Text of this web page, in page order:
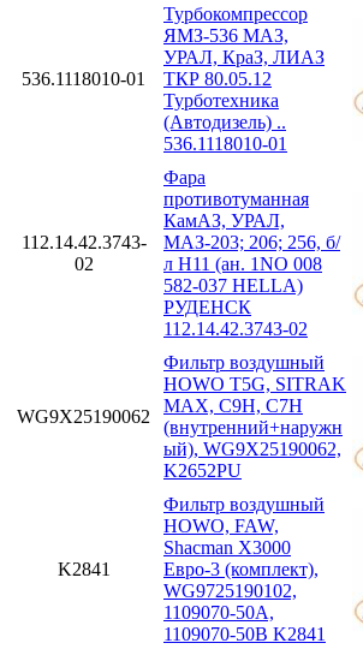
536.1118010-01
Турбокомпрессор
ЯМЗ-536 МАЗ,
УРАЛ, КраЗ, ЛИАЗ
ТКР 80.05.12
Турботехника
(Автодизель) ..
536.1118010-01
112.14.42.3743-
02
Фара
противотуманная
КамАЗ, УРАЛ,
МАЗ-203; 206; 256, б/
л H11 (ан. 1NO 008
582-037 HELLA)
РУДЕНСК
112.14.42.3743-02
WG9X25190062
Фильтр воздушный
HOWO T5G, SITRAK
MAX, C9H, C7H
(внутренний+наружн
ый), WG9X25190062,
K2652PU
K2841
Фильтр воздушный
HOWO, FAW,
Shacman X3000
Евро-3 (комплект),
WG9725190102,
1109070-50A,
1109070-50B K2841